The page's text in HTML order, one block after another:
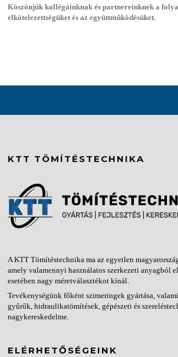
Köszönjük kollégáinknak és partnereinknek a
elkötelezettségüket és az együttműködésüket.
KTT TÖMÍTÉSTECHNIKA
A KTT Tömítéstechnika ma az egyetlen
amely valamennyi használatos szerkezeti anyagból
esetében nagy méretválasztékot kínál.
Tevékenységünk főként szimeringek gyártása,
gyűrűk, hidraulikatömítések, gépészeti és
nagykereskedelme.
ELÉRHETŐSÉGEINK